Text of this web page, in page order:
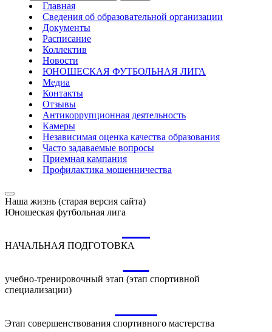
Главная
Сведения об образовательной организации
Документы
Расписание
Коллектив
Новости
ЮНОШЕСКАЯ ФУТБОЛЬНАЯ ЛИГА
Медиа
Контакты
Отзывы
Антикоррупционная деятельность
Камеры
Независимая оценка качества образования
Часто задаваемые вопросы
Приемная кампания
Профилактика мошенничества
Наша жизнь (старая версия сайта)
Юношеская футбольная лига
НАЧАЛЬНАЯ ПОДГОТОВКА
учебно-тренировочный этап (этап спортивной
специализации)
Этап совершенствования спортивного мастерства